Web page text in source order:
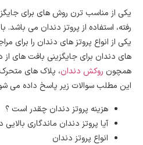
یکی از مناسب ترن روش های برای
رفته، استفاده از پروتز دندان می
یکی از انواع پروتز های دندان را برای
های دندان برای جایگزینی بافت های
همچون روکش دندان، پلاک های
این مطلب سوالات زیر پاسخ داده می
هزینه پروتز دندان چقدر است ؟
آیا پروتز دندان ماندگاری بالایی
انواع پروتز دندان